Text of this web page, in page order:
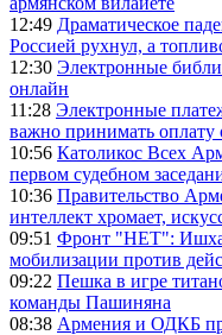
12:49 Драматическое
Россией рухнул, а
12:30 Электронные
онлайн
11:28 Электронные
важно принимать оплату
10:56 Католикос Всех
первом судебном
10:36 Правительство
интеллект хромает,
09:51 Фронт "НЕТ": Ишхан
мобилизации против
09:22 Пешка в игре
команды Пашиняна
08:38 Армения и ОДКБ